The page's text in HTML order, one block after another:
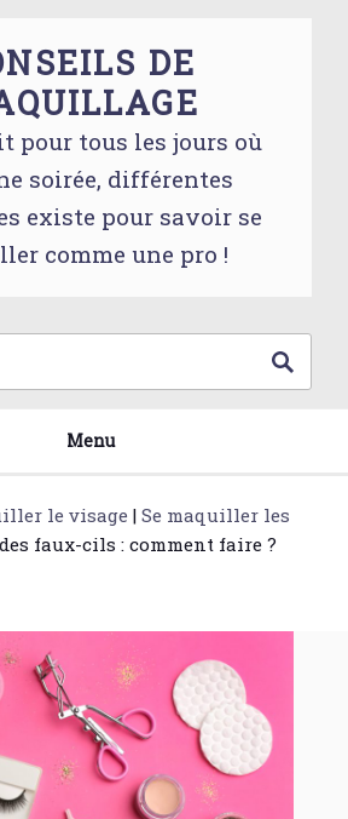
DE
pour tous les jours où
soirée, différentes
existe pour savoir se
comme une pro !
Menu
le visage | Se maquiller les
faux-cils : comment faire ?